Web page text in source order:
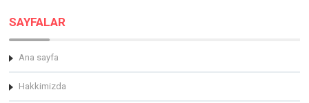
SAYFALAR
Ana sayfa
Hakkimizda